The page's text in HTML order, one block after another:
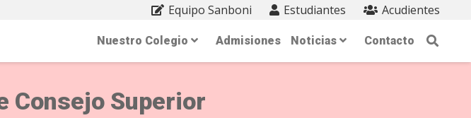
Equipo Sanboni Estudiantes Acudientes
Nuestro Colegio Admisiones Noticias Contacto
Consejo Superior